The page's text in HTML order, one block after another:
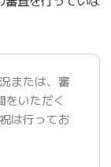
または、審
いただく
は行ってお